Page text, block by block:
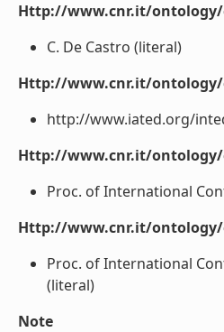
Http://www.cnr.it/
C. De Castro (literal)
Http://www.cnr.it/
http://www.iated.org/
Http://www.cnr.it/
Proc. of International
Http://www.cnr.it/
Proc. of International
(literal)
Note